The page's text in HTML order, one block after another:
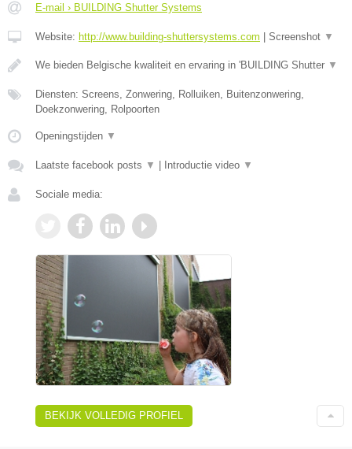
E-mail › BUILDING Shutter Systems
Website: http://www.building-shuttersystems.com Screenshot ▼
We bieden Belgische kwaliteit en ervaring in 'BUILDING Shutter ▼
Diensten: Screens, Zonwering, Rolluiken, Buitenzonwering,
Doekzonwering, Rolpoorten
Openingstijden ▼
Laatste facebook posts ▼ Introductie video ▼
Sociale media:
BEKIJK VOLLEDIG PROFIEL